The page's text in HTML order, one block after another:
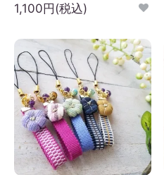
1,100円(税込)